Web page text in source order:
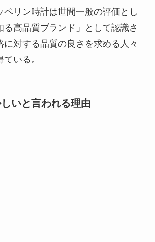
ペリン時計は世間一般の評価とし
る高品質ブランド」として認識さ
に対する品質の良さを求める人々
いる。
いと言われる理由